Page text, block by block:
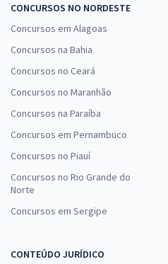
CONCURSOS NO NORDESTE
Concursos em Alagoas
Concursos na Bahia
Concursos no Ceará
Concursos no Maranhão
Concursos na Paraíba
Concursos em Pernambuco
Concursos no Piauí
Concursos no Rio Grande do
Norte
Concursos em Sergipe
CONTEÚDO JURÍDICO